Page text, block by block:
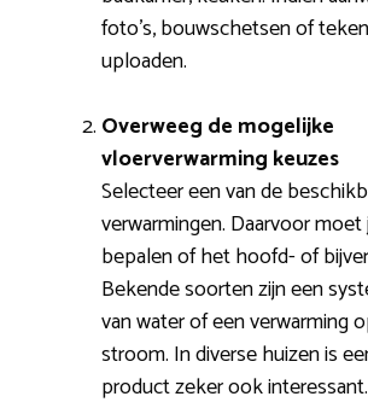
foto’s, bouwschetsen of
uploaden.
Overweeg de mogelijke
vloerverwarming keuzes
Selecteer een van de
verwarmingen. Daarvoor
bepalen of het hoofd- of
Bekende soorten zijn een
van water of een verwarming
stroom. In diverse huizen is
product zeker ook interessant.